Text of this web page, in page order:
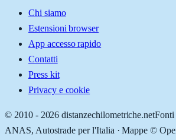
Chi siamo
Estensioni browser
App accesso rapido
Contatti
Press kit
Privacy e cookie
© 2010 - 2026 distanzechilometriche.net
ANAS, Autostrade per l'Italia · Mappe ©